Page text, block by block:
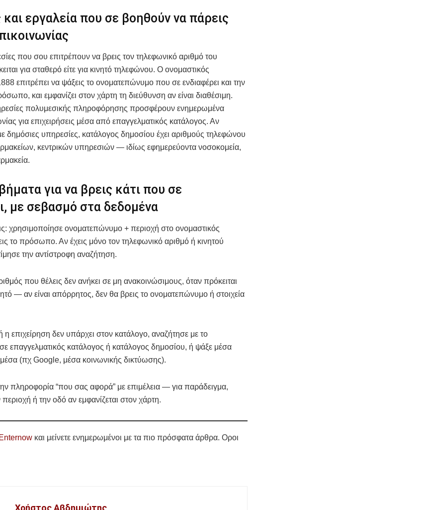
εργαλεία που σε βοηθούν να πάρεις
που σου επιτρέπουν να βρεις τον τηλεφωνικό αριθμό του
για σταθερό είτε για κινητό τηλεφώνου. Ο ονομαστικός
επιτρέπει να ψάξεις το ονοματεπώνυμο που σε ενδιαφέρει και την
και εμφανίζει στον χάρτη τη διεύθυνση αν είναι διαθέσιμη.
πολυμεσικής πληροφόρησης προσφέρουν ενημερωμένα
για επιχειρήσεις μέσα από επαγγελματικός κατάλογος. Αν
δημόσιες υπηρεσίες, κατάλογος δημοσίου έχει αριθμούς τηλεφώνου
κεντρικών υπηρεσιών — ιδίως εφημερεύοντα νοσοκομεία,
για να βρεις κάτι­ που σε
με σεβασμό στα δεδομένα
χρησιμοποίησε ονοματεπώνυμο + περιοχή στο ονομαστικός
το πρόσωπο. Αν έχεις μόνο τον τηλεφωνικό αριθμό ή κινητού
την αντίστροφη αναζήτηση.
που θέλεις δεν ανήκει σε μη ανακοινώσιμους, όταν πρόκειται
— αν είναι απόρρητος, δεν θα βρεις το ονοματεπώνυμο ή στοιχεία
επιχείρηση δεν υπάρχει στον κατάλογο, αναζήτησε με το
επαγγελματικός κατάλογος ή κατάλογος δημοσίου, ή ψάξε μέσα
(πχ Google, μέσα κοινωνικής δικτύωσης).
πληροφορία “που σας αφορά” με επιμέλεια — για παράδειγμα,
ή την οδό αν εμφανίζεται στον χάρτη.
Enternow και μείνετε ενημερωμένοι με τα πιο πρόσφατα άρθρα. Οροι
Χρήστος Αβδημιώτης